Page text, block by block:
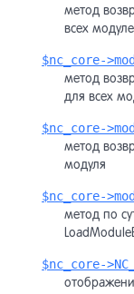
метод
всех
$nc_core-
метод
для всех
$nc_core-
метод
модуля
$nc_core-
метод по
$nc_core-